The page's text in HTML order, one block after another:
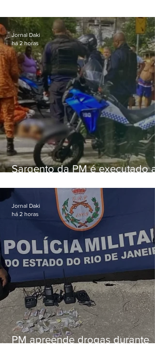
Sargento da PM é executado a
em Vaz Lobo
Jornal Daki
há 2 horas
PM apreende drogas durante
Jornal Daki
há 2 horas